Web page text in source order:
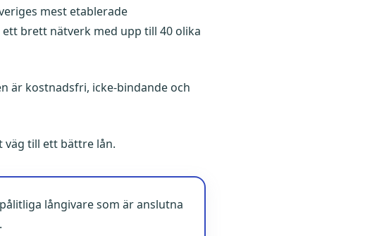
mest etablerade
brett nätverk med upp till 40 olika
är kostnadsfri, icke-bindande och
väg till ett bättre lån.
långivare som är anslutna